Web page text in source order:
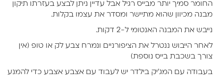
החומר סמיך יותר מבייס רגיל אבל עדיין ניתן לבצע בעזרתו תיקון
מבנה מכיוון שהוא מתיישר ומסדר את עצמו בקלות.
נייבש את המבנה האנטומי ל-2 דקות.
לאחר הייבוש ננטרל את הציפורניים ונמרח צבע לק או טופ (אין
צורך בשכבת בייס נוספת)
בעבודה עם המג'יק בילדר יש לעבוד עם אצבע אצבע כדי להמנע